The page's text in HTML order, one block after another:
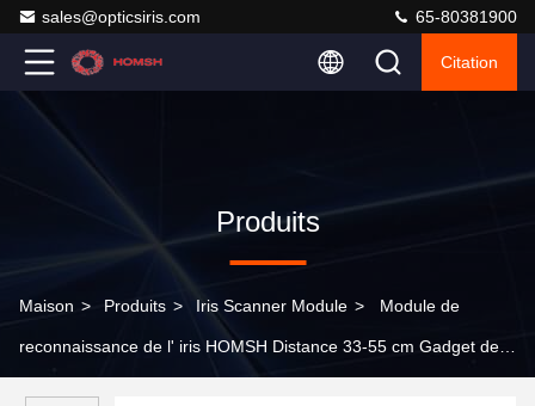
sales@opticsiris.com 65-80381900
Citation
Produits
Maison > Produits > Iris Scanner Module > Module de
reconnaissance de l' iris HOMSH Distance 33-55 cm Gadget de